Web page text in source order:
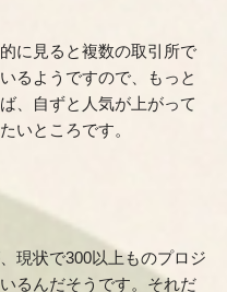
に見ると複数の取引所で
るようですので、もっと
、自ずと人気が上がって
いところです。
現状で300以上ものプロジ
るんだそうです。それだ